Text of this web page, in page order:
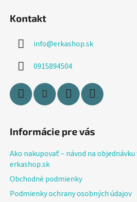
Kontakt
info@erkashop.sk
0915894504
Informácie pre vás
Ako nakupovať – návod na objednávku
erkashop.sk
Obchodné podmienky
Podmienky ochrany osobných údajov